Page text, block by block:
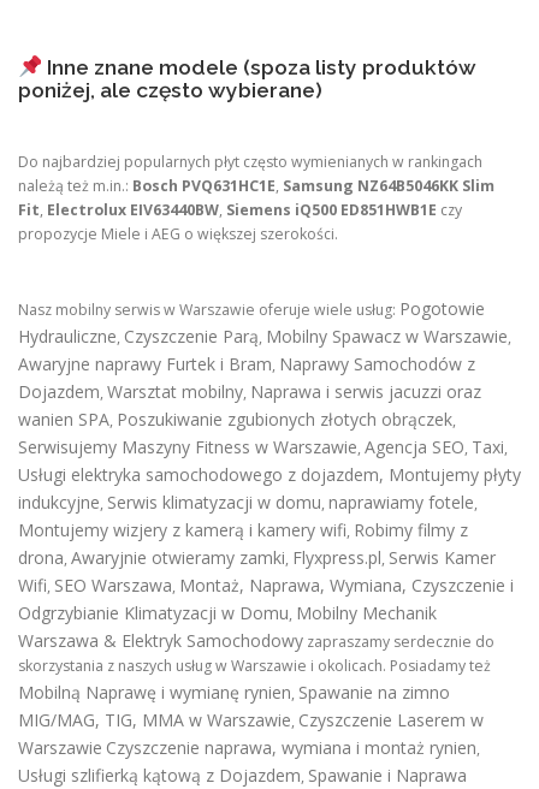
Inne znane modele (spoza listy produktów
poniżej, ale często wybierane)
Do najbardziej popularnych płyt często wymienianych w rankingach
należą też m.in.: Bosch PVQ631HC1E, Samsung NZ64B5046KK Slim
Fit, Electrolux EIV63440BW, Siemens iQ500 ED851HWB1E czy
propozycje Miele i AEG o większej szerokości.
Nasz mobilny serwis w Warszawie oferuje wiele usług: Pogotowie
Hydrauliczne, Czyszczenie Parą, Mobilny Spawacz w Warszawie,
Awaryjne naprawy Furtek i Bram, Naprawy Samochodów z
Dojazdem, Warsztat mobilny, Naprawa i serwis jacuzzi oraz
wanien SPA, Poszukiwanie zgubionych złotych obrączek,
Serwisujemy Maszyny Fitness w Warszawie, Agencja SEO, Taxi,
Usługi elektryka samochodowego z dojazdem, Montujemy płyty
indukcyjne, Serwis klimatyzacji w domu, naprawiamy fotele,
Montujemy wizjery z kamerą i kamery wifi, Robimy filmy z
drona, Awaryjnie otwieramy zamki, Flyxpress.pl, Serwis Kamer
Wifi, SEO Warszawa, Montaż, Naprawa, Wymiana, Czyszczenie i
Odgrzybianie Klimatyzacji w Domu, Mobilny Mechanik
Warszawa & Elektryk Samochodowy zapraszamy serdecznie do
skorzystania z naszych usług w Warszawie i okolicach. Posiadamy też
Mobilną Naprawę i wymianę rynien, Spawanie na zimno
MIG/MAG, TIG, MMA w Warszawie, Czyszczenie Laserem w
Warszawie Czyszczenie naprawa, wymiana i montaż rynien,
Usługi szlifierką kątową z Dojazdem, Spawanie i Naprawa